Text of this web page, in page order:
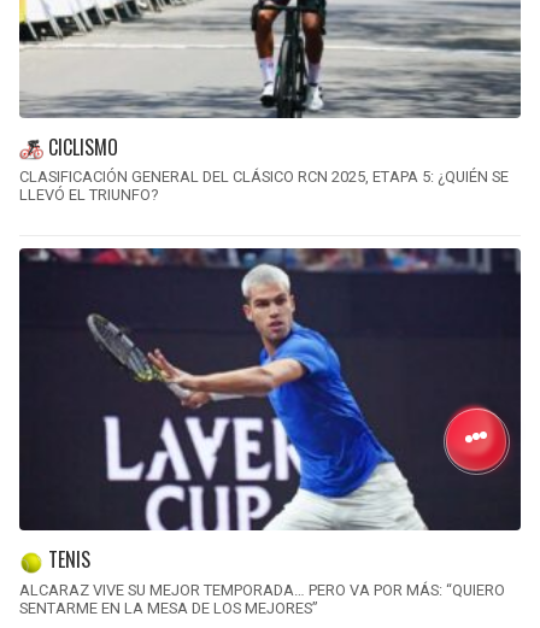
CICLISMO
CLASIFICACIÓN GENERAL DEL CLÁSICO RCN 2025, ETAPA 5: ¿QUIÉN SE
LLEVÓ EL TRIUNFO?
TENIS
ALCARAZ VIVE SU MEJOR TEMPORADA… PERO VA POR MÁS: “QUIERO
SENTARME EN LA MESA DE LOS MEJORES”